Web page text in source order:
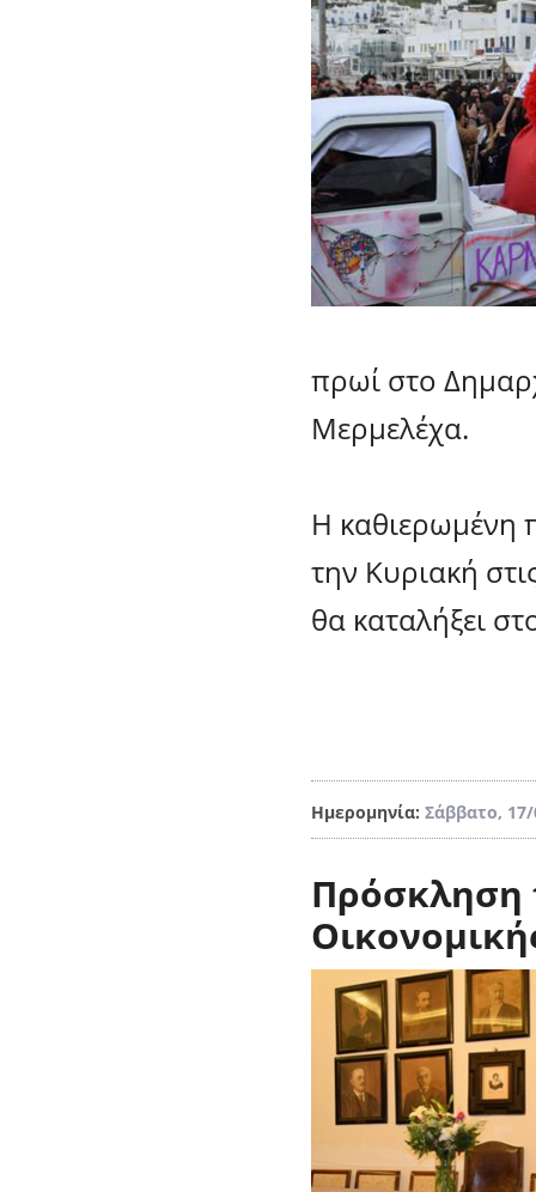
πρωί στο
Μερμελέχα.
Η καθιερωμένη
την Κυριακή
θα καταλήξει
Ημερομηνία: Σάββατο,
Πρόσκληση